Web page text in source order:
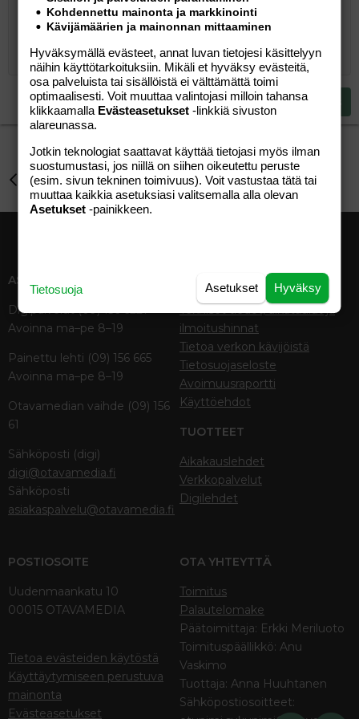
Järjestämätön lista
Pienennä sisennystä
Fontin koko
9
10
12
15
18
22
26
Tekstiväri
KirjasintyyliArial
Book Antiqua
Courier New
Georgia
Tahoma
Trebuchet MS
Verdana
YliviivaaAlleviivattu
Rivinsisäinen koodi
Rivinsisäinen spoiler
Tasaus Tasaa vasemmalle
Tasaa oikealle
Justify text
Paragraph format
Normal
Heading 2
Heading 3
LainausLisää video/media
Lisää taulukko
Insert horizontal line
SpoilerKoodi
Tee uudelleen
BBCode-näkymä
Poista muotoilu
LuonnoksetTallenna luonnos
Kirjoita vastaus...
Lähetä vastaus
Perhe-elämä
ASIAKASPALVELU
Digipalvelut (09) 156 6227
Avoinna ma–pe 8–19
Painettu lehti (09) 156 665
Avoinna ma–pe 8–19
Otavamedian vaihde (09) 156
61
Sähköposti (digi)
digi@otavamedia.fi
Sähköposti
asiakaspalvelu@otavamedia.fi
MEDIATIEDOT
Tekniset tiedot, aikataulut ja
ilmoitushinnat
Tietoa verkon kävijöistä
Tietosuojaseloste
Avoimuusraportti
Käyttöehdot
TUOTTEET
Aikakauslehdet
Verkkopalvelut
Digilehdet
POSTIOSOITE
Uudenmaankatu 10
00015 OTAVAMEDIA
Tietoa evästeiden käytöstä
Käyttäytymiseen perustuva
mainonta
Evästeasetukset
OTA YHTEYTTÄ
Toimitus
Palautelomake
Päätoimittaja: Erkki Meriluoto
Toimituspäällikkö: Anu
Vaskimo
Tuottaja: Anna Huuhtanen
Sähköpostiosoitteet:
Kohdennettu mainonta ja markkinointi
Kävijämäärien ja mainonnan mittaaminen
Hyväksymällä evästeet, annat luvan tietojesi käsittelyyn
näihin käyttötarkoituksiin. Mikäli et hyväksy evästeitä,
osa palveluista tai sisällöistä ei välttämättä toimi
optimaalisesti. Voit muuttaa valintojasi milloin tahansa
klikkaamalla Evästeasetukset -linkkiä sivuston
alareunassa.
Jotkin teknologiat saattavat käyttää tietojasi myös ilman
suostumustasi, jos niillä on siihen oikeutettu peruste
(esim. sivun tekninen toimivuus). Voit vastustaa tätä tai
muuttaa kaikkia asetuksiasi valitsemalla alla olevan
Asetukset -painikkeen.
Hyväksy
Asetukset
Tietosuoja